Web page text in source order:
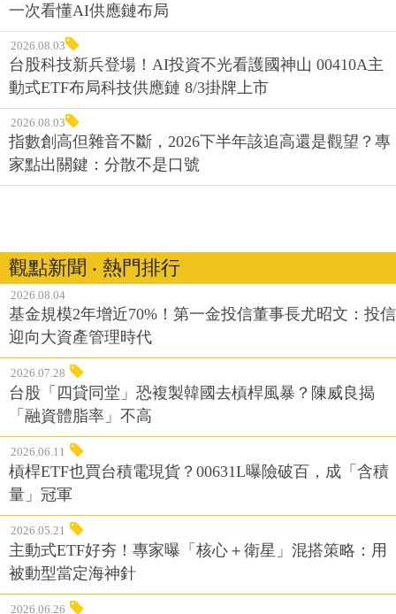
一次看懂AI供應鏈布局
2026.08.03
台股科技新兵登場！AI投資不光看護國神山 00410A主
動式ETF布局科技供應鏈 8/3掛牌上市
2026.08.03
指數創高但雜音不斷，2026下半年該追高還是觀望？專
家點出關鍵：分散不是口號
觀點新聞 ‧ 熱門排行
2026.08.04
基金規模2年增近70%！第一金投信董事長尤昭文：投信
迎向大資產管理時代
2026.07.28
台股「四貸同堂」恐複製韓國去槓桿風暴？陳威良揭
「融資體脂率」不高
2026.06.11
槓桿ETF也買台積電現貨？00631L曝險破百，成「含積
量」冠軍
2026.05.21
主動式ETF好夯！專家曝「核心＋衛星」混搭策略：用
被動型當定海神針
2026.06.26